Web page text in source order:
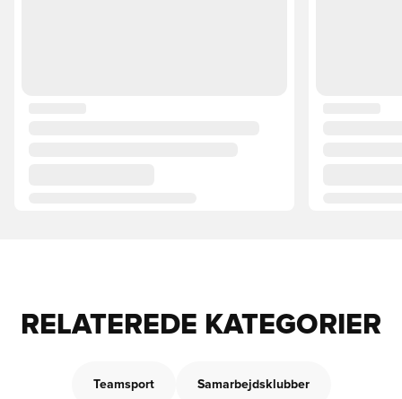
RELATEREDE KATEGORIER
Teamsport Samarbejdsklubber